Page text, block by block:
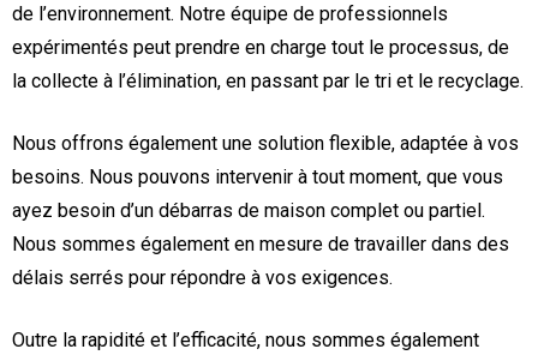
de l’environnement. Notre équipe de professionnels
expérimentés peut prendre en charge tout le processus, de
la collecte à l’élimination, en passant par le tri et le recyclage.
Nous offrons également une solution flexible, adaptée à vos
besoins. Nous pouvons intervenir à tout moment, que vous
ayez besoin d’un débarras de maison complet ou partiel.
Nous sommes également en mesure de travailler dans des
délais serrés pour répondre à vos exigences.
Outre la rapidité et l’efficacité, nous sommes également